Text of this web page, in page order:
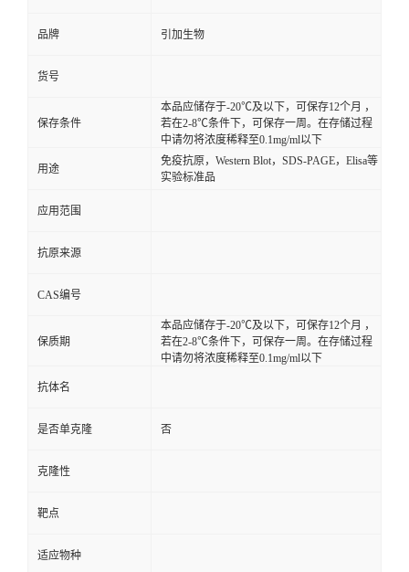
品牌 引加生物
货号
保存条件
本品应储存于-20℃及以下，可保存12个月 ，
若在2-8℃条件下，可保存一周。在存储过程
中请勿将浓度稀释至0.1mg/ml以下
用途
免疫抗原，Western Blot，SDS-PAGE，Elisa等
实验标准品
应用范围
抗原来源
CAS编号
保质期
本品应储存于-20℃及以下，可保存12个月 ，
若在2-8℃条件下，可保存一周。在存储过程
中请勿将浓度稀释至0.1mg/ml以下
抗体名
是否单克隆 否
克隆性
靶点
适应物种